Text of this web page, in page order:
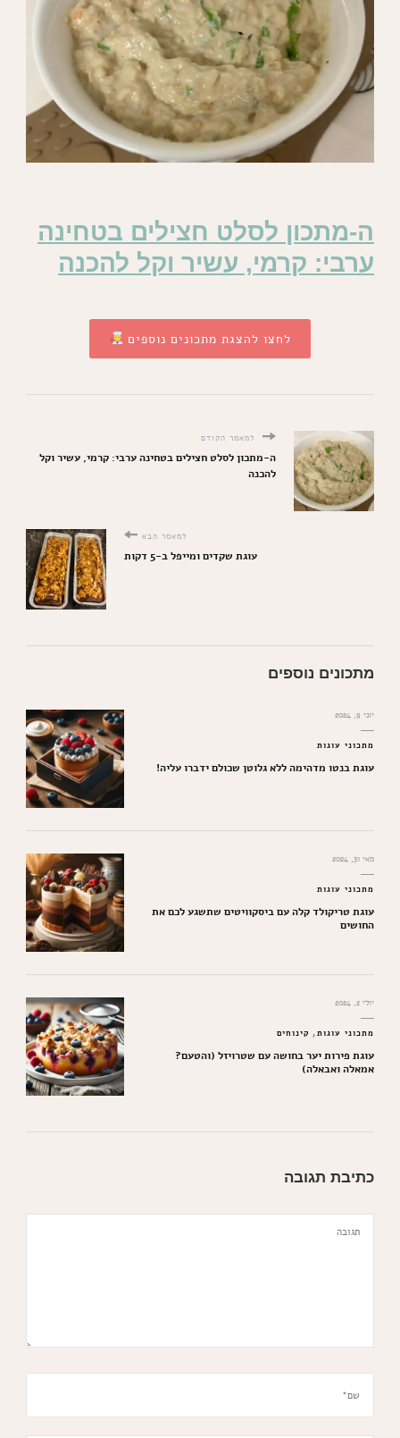
ה-מתכון לסלט חצילים בטחינה
ערבי: קרמי, עשיר וקל להכנה
לחצו להצגת מתכונים נוספים
למאמר הקודם
ה-מתכון לסלט חצילים בטחינה ערבי: קרמי, עשיר וקל
להכנה
למאמר הבא
עוגת שקדים ומייפל ב-5 דקות
מתכונים נוספים
יוני 9, 2024
מתכוני עוגות
עוגת בנטו מדהימה ללא גלוטן שכולם ידברו עליה!
מאי 31, 2024
מתכוני עוגות
עוגת טריקולד קלה עם ביסקוויטים שתשגע לכם את
החושים
יולי 2, 2024
מתכוני עוגות קינוחים
עוגת פירות יער בחושה עם שטרויזל (והטעם?
אמאלה ואבאלה)
כתיבת תגובה